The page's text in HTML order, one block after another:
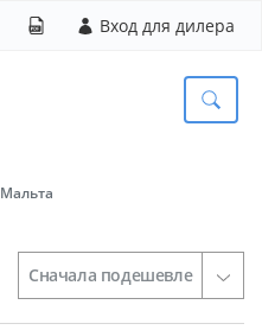
Вход для дилера
Мальта